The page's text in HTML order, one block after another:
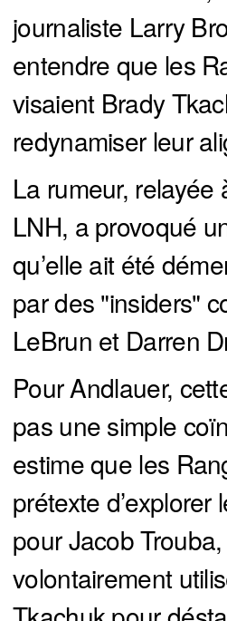
journaliste Larry
entendre que les
visaient Brady
redynamiser leur
La rumeur, relayée
LNH, a provoqué
qu’elle ait été
par des "insiders"
LeBrun et Darren
Pour Andlauer,
pas une simple
estime que les
prétexte d’explorer
pour Jacob
volontairement